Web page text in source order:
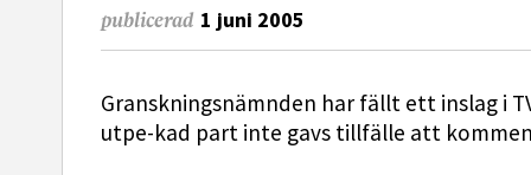
publicerad 1 juni 2005
Granskningsnämnden har fällt ett inslag i
utpe-kad part inte gavs tillfälle att